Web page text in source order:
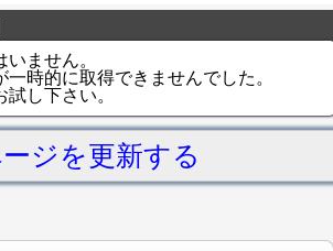
ません。
一時的に取得できませんでした。
し下さい。
ジを更新する